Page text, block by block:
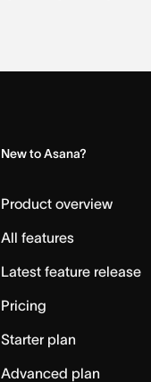
New to Asana?
Product overview
All features
Latest feature release
Pricing
Starter plan
Advanced plan